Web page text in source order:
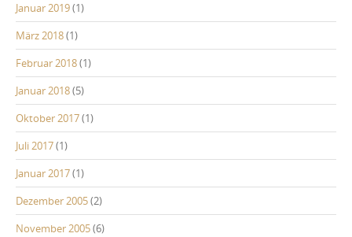
Januar 2019(1)
März 2018(1)
Februar 2018(1)
Januar 2018(5)
Oktober 2017(1)
Juli 2017(1)
Januar 2017(1)
Dezember 2005(2)
November 2005(6)